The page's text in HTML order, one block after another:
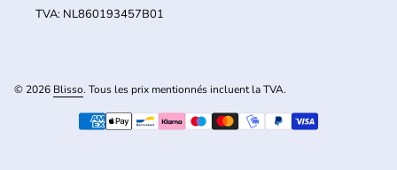
TVA: NL860193457B01
© 2026 Blisso. Tous les prix mentionnés incluent la TVA.
Modes de paiement